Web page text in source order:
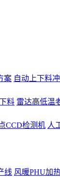
案 自动上下料
料 雷达高低温
CCD检测机 人
线 风暖PHU加